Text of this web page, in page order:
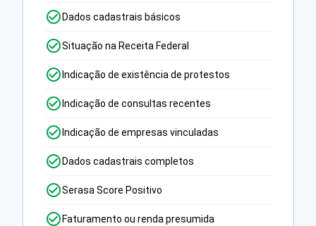
Dados cadastrais básicos
Situação na Receita Federal
Indicação de existência de protestos
Indicação de consultas recentes
Indicação de empresas vinculadas
Dados cadastrais completos
Serasa Score Positivo
Faturamento ou renda presumida